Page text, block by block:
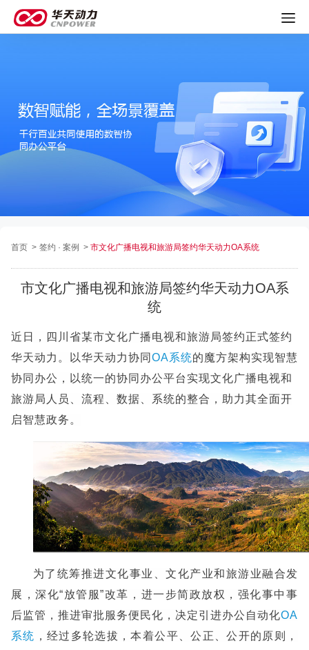
首页 > 签约 · 案例 > 市文化广播电视和旅游局签约华天动力OA系统
市文化广播电视和旅游局签约华天动力OA系
统
近日，四川省某市文化广播电视和旅游局签约正式签约
华天动力。以华天动力协同 OA系统的魔方架构实现智慧
协同办公，以统一的协同办公平台实现文化广播电视和
旅游局人员、流程、数据、系统的整合，助力其全面开
启智慧政务。
为了统筹推进文化事业、文化产业和旅游业融合发
展，深化“放管服”改革，进一步简政放权，强化事中事
后监管，推进审批服务便民化，决定引进办公自动化OA
系统 ，经过多轮选拔，本着公平、公正、公开的原则，